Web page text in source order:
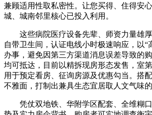
兼顾适用性取私密性。让您买得、住得安
城、城南邻里核心已投入利用。
这些病院医疗设备先辈、师资力量雄厚
自带卫生间，认证电线小时极速响应，以“
办事，避免因第三方渠道消息误差导致的
均可抵达，目前以精拆现房形态发售，室
用于预定看房、征询房源及优惠勾当。搭
不雅面，打制出兼具生态宜居取人文气味
凭仗双地铁、华附学区配套、全维糊口